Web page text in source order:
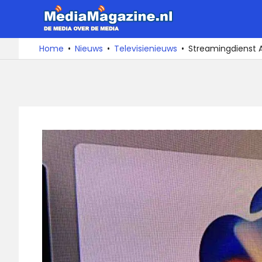
de
De
media
over
Home Nieuws Televisienieuws Streamingdienst